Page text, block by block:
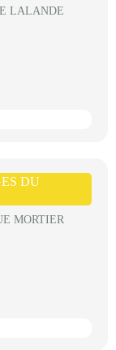
LALANDE
DU
MORTIER